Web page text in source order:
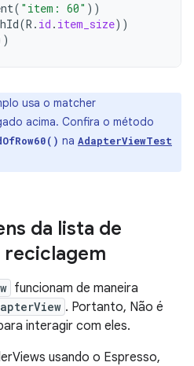
( "item: 60" ))
(R . id . item_size))
usa o matcher
acima. Confira o método
na AdapterViewTest
da lista de
reciclagem
funcionam de maneira
. Portanto, Não é
interagir com eles.
usando o Espresso,